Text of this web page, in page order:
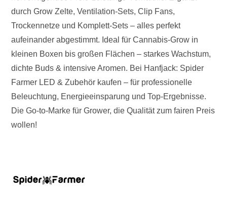
durch Grow Zelte, Ventilation-Sets, Clip Fans,
Trockennetze und Komplett-Sets – alles perfekt
aufeinander abgestimmt. Ideal für Cannabis-Grow in
kleinen Boxen bis großen Flächen – starkes Wachstum,
dichte Buds & intensive Aromen. Bei Hanfjack: Spider
Farmer LED & Zubehör kaufen – für professionelle
Beleuchtung, Energieeinsparung und Top-Ergebnisse.
Die Go-to-Marke für Grower, die Qualität zum fairen Preis
wollen!